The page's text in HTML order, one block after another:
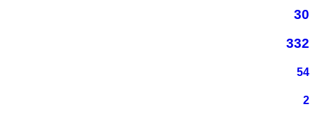
30
332
54
2